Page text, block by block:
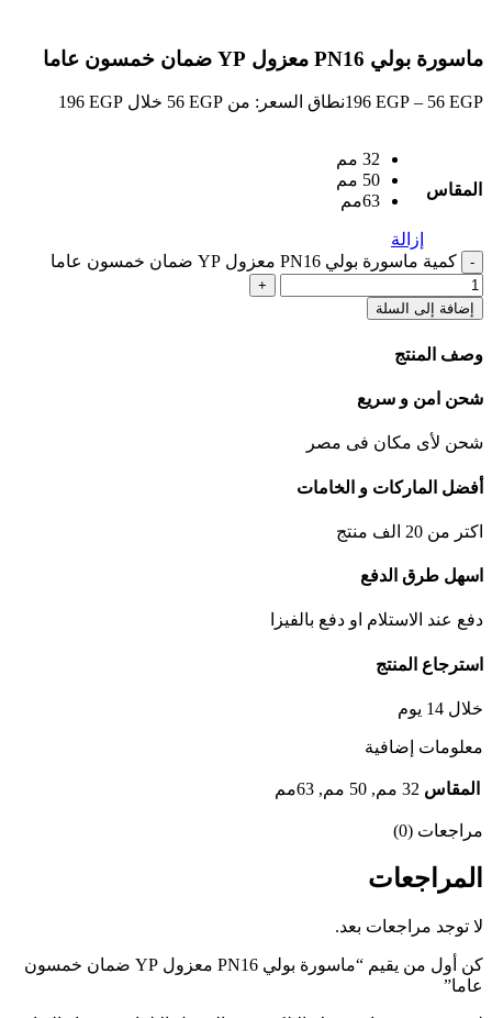
ماسورة بولي PN16 معزول YP ضمان خمسون عاما
56 EGP
–
196 EGP نطاق السعر: من ⁦56 EGP⁩ خلال ⁦196 EGP⁩
المقاس
32 مم
50 مم
63مم
إزالة
كمية ماسورة بولي PN16 معزول YP ضمان خمسون عاما
إضافة إلى السلة
وصف المنتج
شحن امن و سريع
شحن لأى مكان فى مصر
أفضل الماركات و الخامات
اكتر من 20 الف منتج
اسهل طرق الدفع
دفع عند الاستلام او دفع بالفيزا
استرجاع المنتج
خلال 14 يوم
معلومات إضافية
المقاس 32 مم, 50 مم, 63مم
مراجعات (0)
المراجعات
لا توجد مراجعات بعد.
كن أول من يقيم “ماسورة بولي PN16 معزول YP ضمان خمسون
عاما”